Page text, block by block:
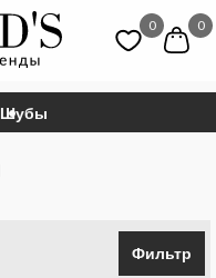
0 0
Шубы
Фильтр